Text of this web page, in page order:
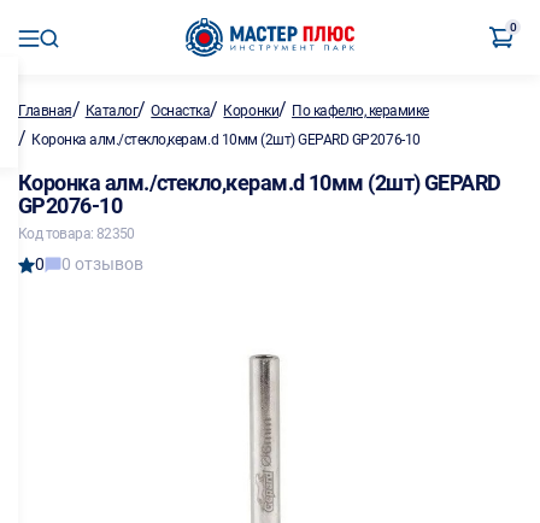
0
Главная/ Каталог/Оснастка/ Коронки/ По кафелю, керамике
/ Коронка алм./стекло,керам.d 10мм (2шт) GEPARD GP2076-10
Коронка алм./стекло,керам.d 10мм (2шт) GEPARD
GP2076-10
Код товара: 82350
0 0 отзывов